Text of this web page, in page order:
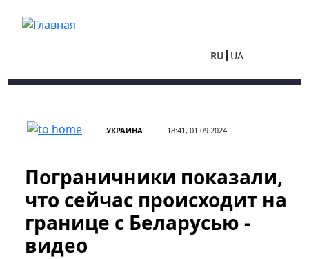
RU UA
УКРАИНА 18:41, 01.09.2024
Пограничники показали,
что сейчас происходит на
границе с Беларусью -
видео